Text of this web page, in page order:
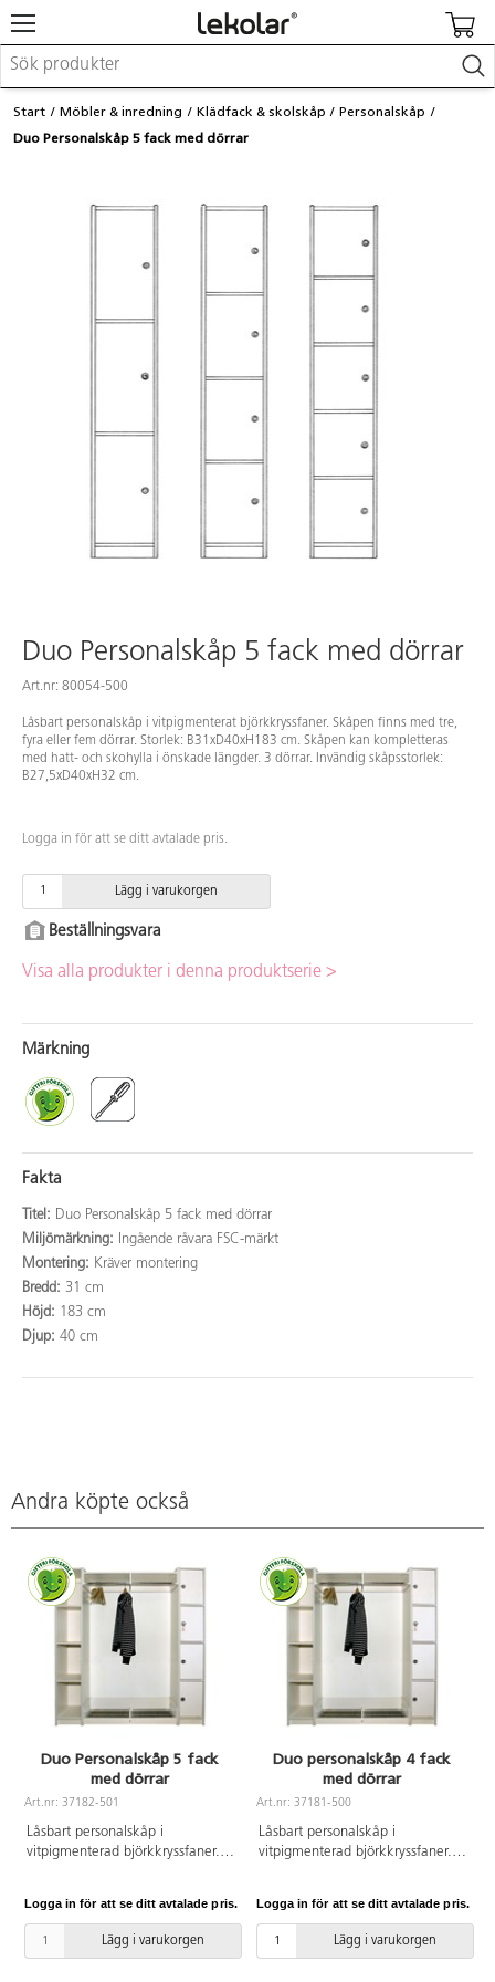
Möbler & inredning
Lekplatsutrustning & utemiljö
Barnvagnar & småbarnsartiklar
Start Möbler & inredning Klädfack & skolskåp
Personalskåp
Duo Personalskåp 5 fack med dörrar
Duo Personalskåp 5 fack med dörrar
Art.nr: 80054-500
Låsbart personalskåp i vitpigmenterat björkkryssfaner. Skåpen finns med tre,
fyra eller fem dörrar. Storlek: B31xD40xH183 cm. Skåpen kan kompletteras
med hatt- och skohylla i önskade längder. 3 dörrar. Invändig skåpsstorlek:
B27,5xD40xH32 cm.
Logga in för att se ditt avtalade pris.
Lägg i varukorgen
Beställningsvara
Visa alla produkter i denna produktserie >
Märkning
Fakta
Titel: Duo Personalskåp 5 fack med dörrar
Miljömärkning:
Ingående råvara FSC-märkt
Montering: Kräver montering
Bredd: 31 cm
Höjd: 183 cm
Djup: 40 cm
Andra köpte också
Duo Personalskåp 5 fack
med dörrar
Art.nr: 37182-501
Låsbart personalskåp i
vitpigmenterad björkkryssfaner.
Skåpen kan kompletteras med
hatt- och skohylla i önskade
längder. 5-dörrar. Invändig
Logga in för att se ditt avtalade pris.
Lägg i varukorgen
Duo personalskåp 4 fack
med dörrar
Art.nr: 37181-500
Låsbart personalskåp i
vitpigmenterad björkkryssfaner.
hatt- och skohylla i önskade
längder. Mått: B31xD40xH183
cm. 4 fack med invändiga mått:
Logga in för att se ditt avtalade pris.
Lägg i varukorgen